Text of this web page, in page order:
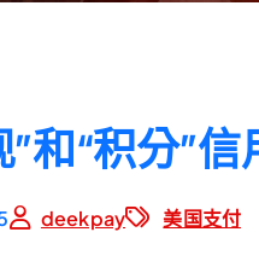
”和“积分”
deekpay 美国支付